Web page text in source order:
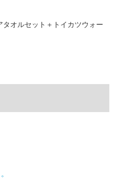
オルセット＋トイカツウォー